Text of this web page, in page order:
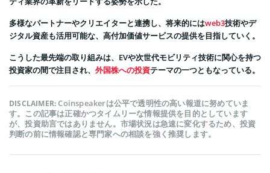
多様なパートナーやクリエイターと連携し、将来的にはweb3技術やデ
ジタル資産も活用可能な、高付加価値サービスの提供を目指していく。
こうした最先端の取り組みは、EVや次世代モビリティ技術に関心を持つ
投資家の間で注目され、 外国株への投資テーマの一つともなっている。
DISCLAIMER:Coinspeakerは公平で透明性の高い報道に努めていま
す。この記事は正確かつタイムリーな情報提供を目的としています
が、投資助言ではありません。市場状況は急速に変化するため、投資
判断の前に情報確認と専門家への相談を強く推奨します。